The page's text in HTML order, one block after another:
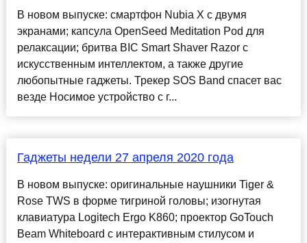
В новом выпуске: смартфон Nubia X с двумя
экранами; капсула OpenSeed Meditation Pod для
релаксации; бритва BIC Smart Shaver Razor с
искусственным интеллектом, а также другие
любопытные гаджеты. Трекер SOS Band спасет вас
везде Носимое устройство с г...
Гаджеты недели 27 апреля 2020 года
В новом выпуске: оригинальные наушники Tiger &
Rose TWS в форме тигриной головы; изогнутая
клавиатура Logitech Ergo K860; проектор GoTouch
Beam Whiteboard с интерактивным стилусом и